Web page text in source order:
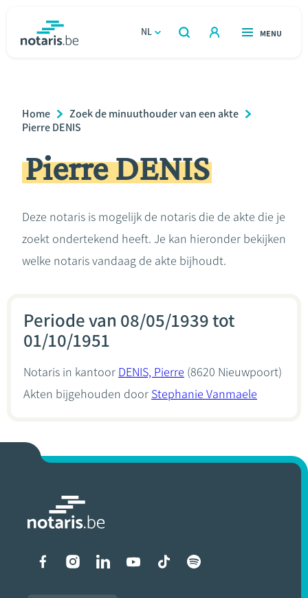
gaan
NL
OPEN
ZOEKEN
OPEN
MENU
Relatie & samenleven
Erven & schenken
Over de notaris
Breadcrumb
Home
Zoek de minuuthouder van een akte
Pierre DENIS
Pierre DENIS
Deze notaris is mogelijk de notaris die de akte die je
zoekt ondertekend heeft. Je kan hieronder bekijken
welke notaris vandaag de akte bijhoudt.
Periode van 08/05/1939 tot
01/10/1951
Notaris in kantoor DENIS, Pierre (8620 Nieuwpoort)
Akten bijgehouden door Stephanie Vanmaele
Liens vers les réseaux